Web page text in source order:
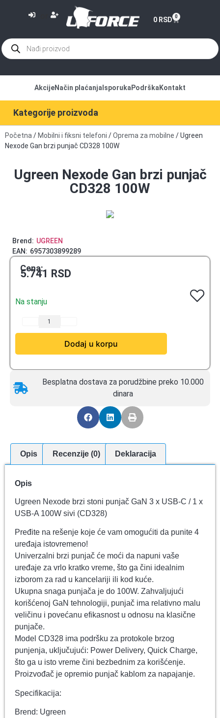
0 RSD 0
Kategorije proizvoda
AkcijeNačin plaćanja Isporuka Podrška Kontakt
Početna / Mobilni i fiksni telefoni /Oprema za mobilne / Ugreen
Nexode Gan brzi punjač CD328 100W
Ugreen Nexode Gan brzi punjač
CD328 100W
Brend: UGREEN
EAN: 6957303899289
Cena:
5.741 RSD
Na stanju
Dodaj u korpu
Besplatna dostava za porudžbine preko 10.000
dinara
Opis Recenzije (0) Deklaracija
Opis
Ugreen Nexode brzi stoni punjač GaN 3 x USB-C / 1 x
USB-A 100W sivi (CD328)
Pređite na rešenje koje će vam omogućiti da punite 4
uređaja istovremeno!
Univerzalni brzi punjač će moći da napuni vaše
uređaje za vrlo kratko vreme, što ga čini idealnim
izborom za rad u kancelariji ili kod kuće.
Ukupna snaga punjača je do 100W. Zahvaljujući
korišćenoj GaN tehnologiji, punjač ima relativno malu
veličinu i povećanu efikasnost u odnosu na klasične
punjače.
Model CD328 ima podršku za protokole brzog
punjenja, uključujući: Power Delivery, Quick Charge,
što ga u isto vreme čini bezbednim za korišćenje.
Proizvođač je opremio punjač kablom za napajanje.
Specifikacija:
Brend: Ugreen